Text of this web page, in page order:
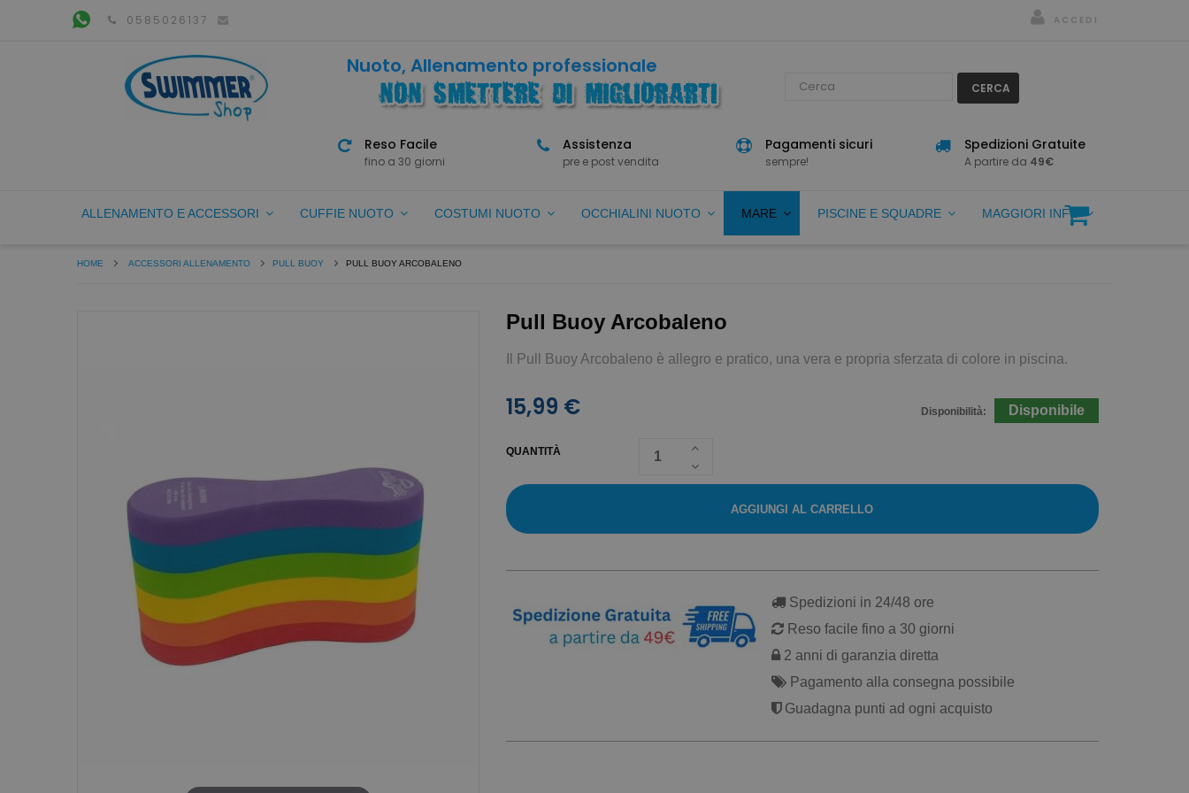
0585026137 ACCEDI
Nuoto, Allenamento professionale
CERCA
Reso Facile
fino a 30 giorni
Assistenza
pre e post vendita
Pagamenti sicuri
sempre!
Spedizioni Gratuite
A partire da 49€
ALLENAMENTO E ACCESSORI CUFFIE NUOTO COSTUMI NUOTO OCCHIALINI NUOTO MARE PISCINE E SQUADRE MAGGIORI INFO
HOME ACCESSORI ALLENAMENTO PULL BUOY PULL BUOY ARCOBALENO
Pull Buoy Arcobaleno
Il Pull Buoy Arcobaleno è allegro e pratico, una vera e propria sferzata di colore in piscina.
Disponibilità: Disponibile
15,99 €
QUANTITÀ
AGGIUNGI AL CARRELLO
Spedizioni in 24/48 ore
Reso facile fino a 30 giorni
2 anni di garanzia diretta
Pagamento alla consegna possibile
Guadagna punti ad ogni acquisto